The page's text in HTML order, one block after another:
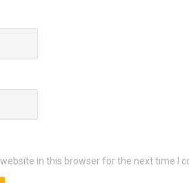
in this browser for the next time I